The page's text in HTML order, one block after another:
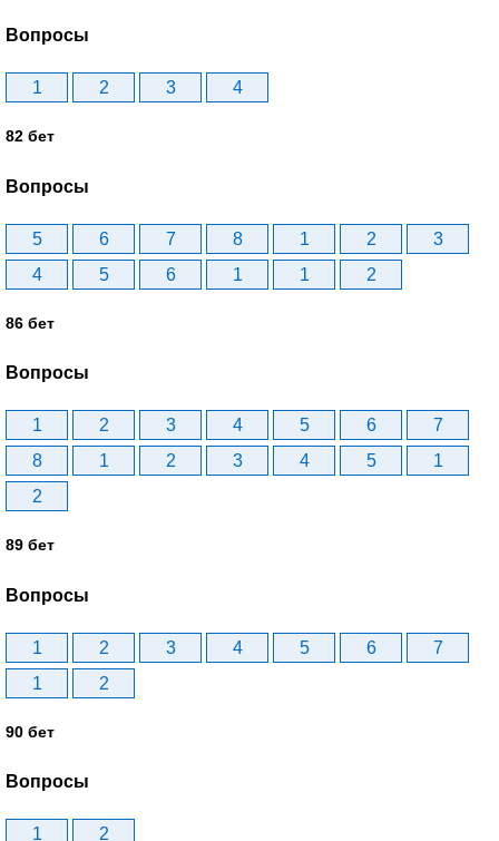
Вопросы
1 2 3 4
82 бет
Вопросы
5 6 7 8 1 2
3
4
5 6 1 1 2
86 бет
Вопросы
1 2 3 4 5 6
7
8
1 2 3 4 5
1
2
89 бет
Вопросы
1 2 3 4 5 6
7
1
2
90 бет
Вопросы
1 2